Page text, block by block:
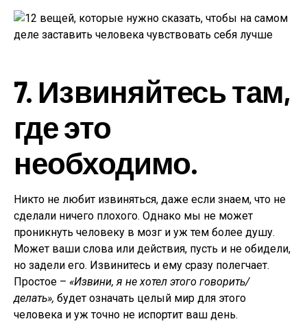
7. Извиняйтесь там,
где это
необходимо.
Никто не любит извиняться, даже если знаем, что не
сделали ничего плохого. Однако мы не может
проникнуть человеку в мозг и уж тем более душу.
Может ваши слова или действия, пусть и не обидели,
но задели его. Извинитесь и ему сразу полегчает.
Простое – «Извини, я не хотел этого говорить/
делать», будет означать целый мир для этого
человека и уж точно не испортит ваш день.